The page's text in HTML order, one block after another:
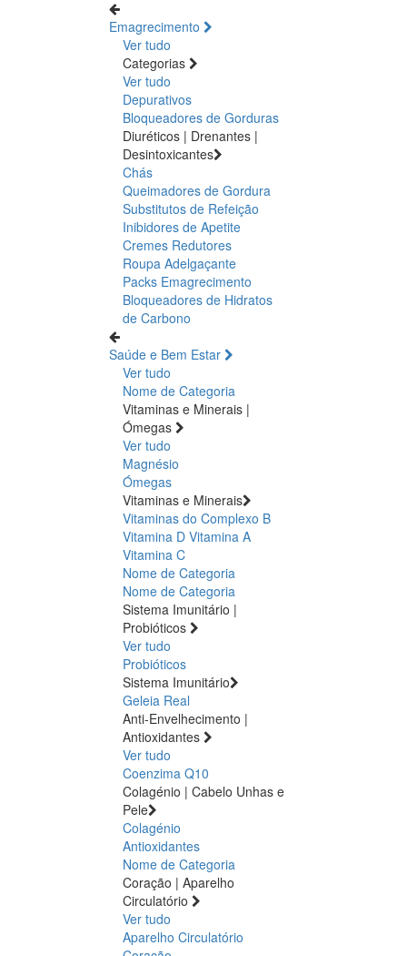
Emagrecimento
Ver tudo
Categorias
Ver tudo
Depurativos
Bloqueadores de Gorduras
Diuréticos | Drenantes |
Desintoxicantes
Chás
Queimadores de Gordura
Substitutos de Refeição
Inibidores de Apetite
Cremes Redutores
Roupa Adelgaçante
Packs Emagrecimento
Bloqueadores de Hidratos
de Carbono
Saúde e Bem Estar
Ver tudo
Nome de Categoria
Vitaminas e Minerais |
Ómegas
Ver tudo
Magnésio
Ómegas
Vitaminas e Minerais
Vitaminas do Complexo B
Vitamina D Vitamina A
Vitamina C
Nome de Categoria
Nome de Categoria
Sistema Imunitário |
Probióticos
Ver tudo
Probióticos
Sistema Imunitário
Geleia Real
Anti-Envelhecimento |
Antioxidantes
Ver tudo
Coenzima Q10
Colagénio | Cabelo Unhas e
Pele
Colagénio
Antioxidantes
Nome de Categoria
Coração | Aparelho
Circulatório
Ver tudo
Aparelho Circulatório